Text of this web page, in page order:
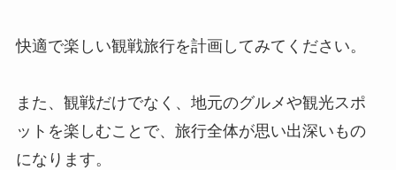
快適で楽しい観戦旅行を計画してみてください。
また、観戦だけでなく、地元のグルメや観光スポ
ットを楽しむことで、旅行全体が思い出深いもの
になります。